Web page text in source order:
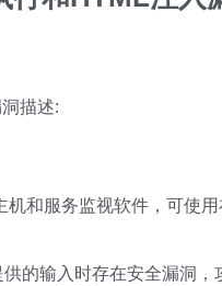
描述:
和服务监视软件，可使
的输入时存在安全漏洞，